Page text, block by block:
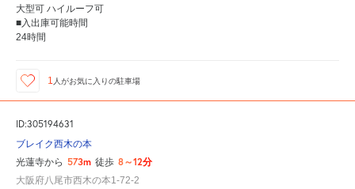
大型可 ハイルーフ可
■入出庫可能時間
24時間
1 人がお気に入りの駐車場
ID:305194631
ブレイク西木の本
光蓮寺から 573m 徒歩 8～12分
大阪府八尾市西木の本1-72-2